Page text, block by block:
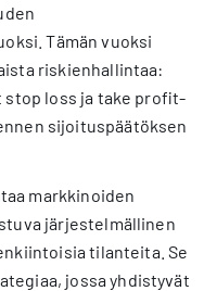
Tämän vuoksi
riskienhallintaa:
loss ja take profit-
sijoituspäätöksen
markkinoiden
järjestelmällinen
tilanteita. Se
jossa yhdistyvät